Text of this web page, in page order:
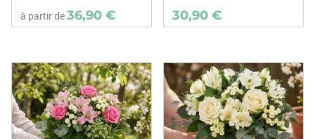
à partir de36,90 € 30,90 €